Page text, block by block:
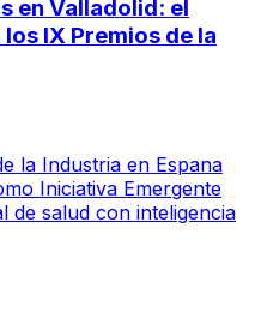
en Valladolid: el
IX Premios de la
la Industria en Espana
Iniciativa Emergente
de salud con inteligencia